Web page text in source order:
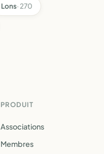
Lons· 270
PRODUIT
Associations
Membres